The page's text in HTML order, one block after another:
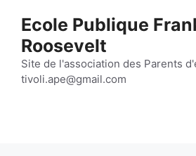
contenu
Ecole Publique
Roosevelt
Site de l'association des Parents
tivoli.ape@gmail.com